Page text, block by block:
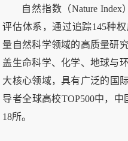
自然指数（Nature
评估体系，通过追踪145种
量自然科学领域的高质量研
盖生命科学、化学、地球与
大核心领域，具有广泛的国
导者全球高校TOP500中，
18所。